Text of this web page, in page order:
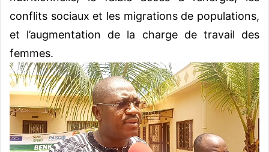
conflits sociaux et les migrations de populations,
et l’augmentation de la charge de travail des
femmes.